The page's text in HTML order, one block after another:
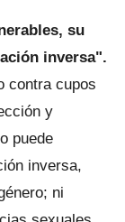
su
inversa".
contra cupos
y
puede
inversa,
ni